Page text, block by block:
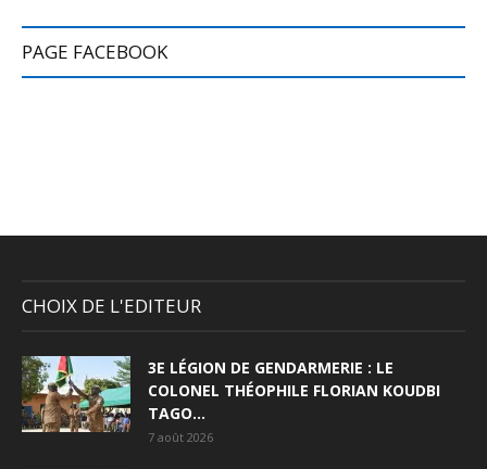
PAGE FACEBOOK
CHOIX DE L'EDITEUR
3E LÉGION DE GENDARMERIE : LE
COLONEL THÉOPHILE FLORIAN KOUDBI
TAGO...
7 août 2026